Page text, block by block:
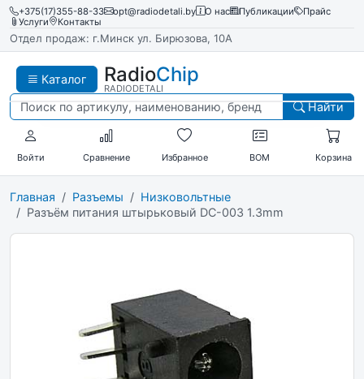
+375(17)355-88-33 opt@radiodetali.by О нас Публикации
Прайс
Услуги
Контакты
Отдел продаж: г.Минск ул. Бирюзова, 10А
Каталог RadioChip
RADIODETALI
Найти
Войти Сравнение Избранное BOM Корзина
Главная Разъемы
Низковольтные
Разъём питания штырьковый DC-003 1.3mm